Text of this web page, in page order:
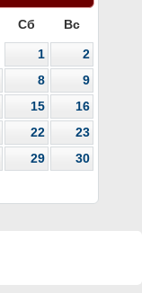
Сб Вс
1
2
8
9
15
16
22
23
29
30